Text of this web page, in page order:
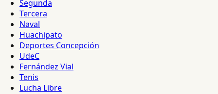
Segunda
Tercera
Naval
Huachipato
Deportes Concepción
UdeC
Fernández Vial
Tenis
Lucha Libre